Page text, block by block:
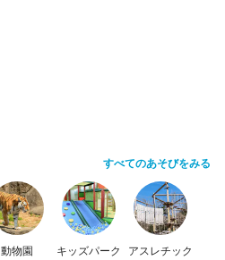
すべてのあそびをみる
動物園 キッズパーク アスレチック